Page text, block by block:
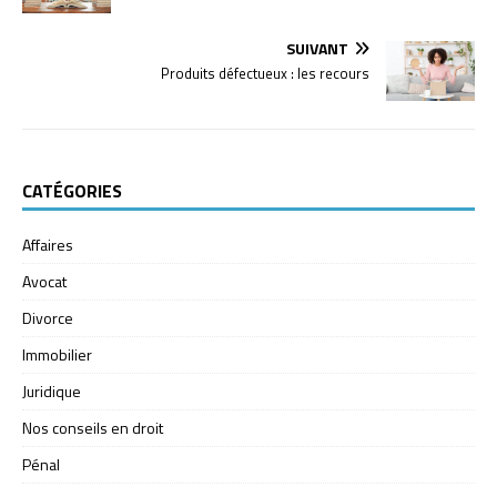
SUIVANT
Produits défectueux : les recours
CATÉGORIES
Affaires
Avocat
Divorce
Immobilier
Juridique
Nos conseils en droit
Pénal